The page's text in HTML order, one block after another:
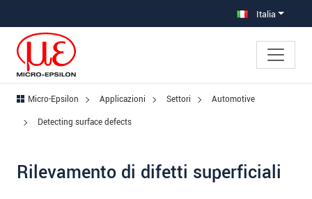
Italia
Micro-Epsilon Applicazioni Settori
Automotive
Detecting surface defects
Rilevamento di difetti superficiali